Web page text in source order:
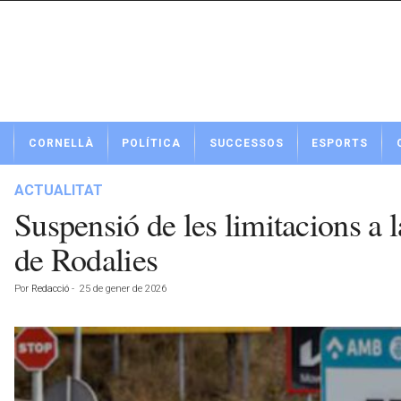
t
CORNELLÀ POLÍTICA SUCCESSOS ESPORTS
ACTUALITAT
Suspensió de les limitacions a
de Rodalies
Por Redacció - 25 de gener de 2026